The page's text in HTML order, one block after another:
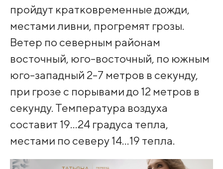
пройдут кратковременные дожди,
местами ливни, прогремят грозы.
Ветер по северным районам
восточный, юго-восточный, по южным
юго-западный 2-7 метров в секунду,
при грозе с порывами до 12 метров в
секунду. Температура воздуха
составит 19…24 градуса тепла,
местами по северу 14…19 тепла.